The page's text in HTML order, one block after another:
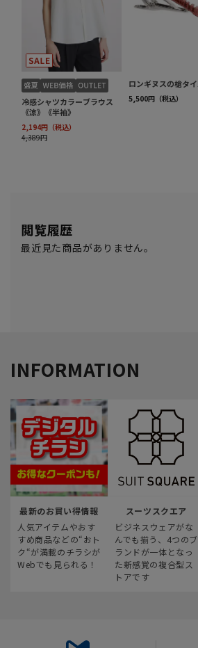
閲覧履歴
最近見た商品がありません。
INFORMATION
最新のお買い得情報
人気アイテムやおす
すめ商品などの“おト
ク“が満載のチラシが
Webでも見られる！
スーツスクエア
ビジネスウェアがな
んでも揃う、4つのブ
ランドが一体となっ
た新感覚の複合型ス
トアです